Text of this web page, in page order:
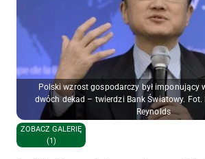
Polski wzrost gospodarczy był imponujący
dwóch dekad – twierdzi Bank Światowy. Fot.
Reynolds
ZOBACZ GALERIĘ
(1)